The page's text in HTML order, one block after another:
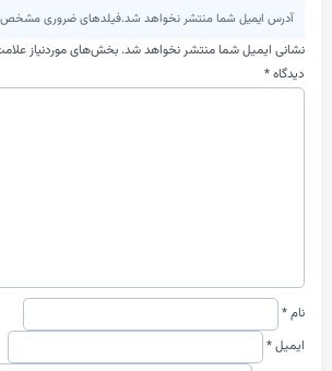
شما منتشر نخواهد شد.فیلدهای ضروری مشخص شده اند*
شما منتشر نخواهد شد.بخش‌های موردنیاز علامت‌گذاری شده‌اند*